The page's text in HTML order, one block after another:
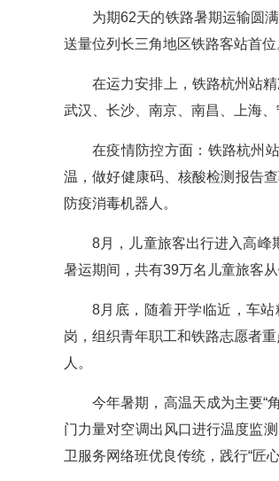
为期62天的铁路暑期运输圆
送量位列长三角地区铁路客站首位
在运力安排上，铁路杭州站
武汉、长沙、南京、南昌、上海
在疫情防控方面：铁路杭州
温，做好健康码、核酸检测报告
防疫消毒机器人。
8月，儿童旅客出行进入高峰
暑运期间，共有39万名儿童旅客
8月底，随着开学临近，车
岗，组织青年职工和铁路志愿者
人。
今年暑期，高温天成为主要“
门力量对空调出风口进行温度监
卫服务网络班优良传统，践行“匠